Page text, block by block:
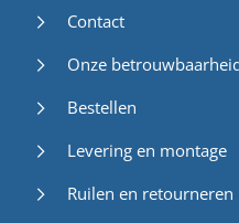
Contact
Onze
Bestellen
Levering en montage
Ruilen en retourneren